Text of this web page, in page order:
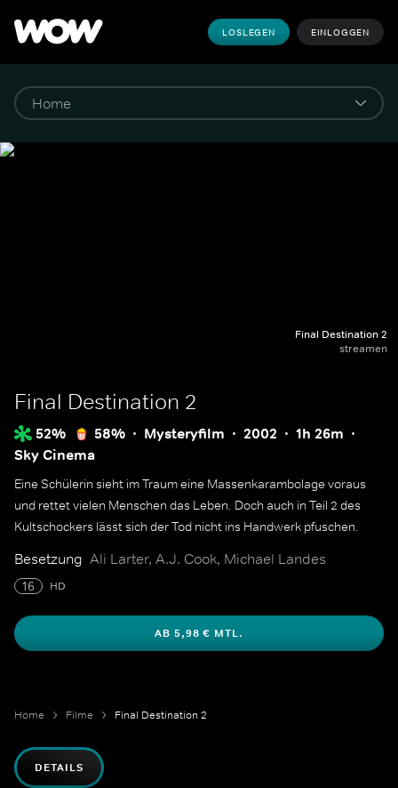
LOSLEGEN EINLOGGEN
Final Destination 2
streamen
Final Destination 2
52% 58% Mysteryfilm 2002
1h 26m
Sky Cinema
Eine Schülerin sieht im Traum eine Massenkarambolage voraus
und rettet vielen Menschen das Leben. Doch auch in Teil 2 des
Kultschockers lässt sich der Tod nicht ins Handwerk pfuschen.
Besetzung Ali Larter, A.J. Cook, Michael Landes
16 HD
AB 5,98 € MTL.
Home Filme Final Destination 2
DETAILS